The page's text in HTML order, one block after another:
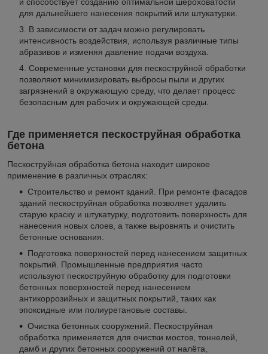
для дальнейшего нанесения покрытий или штукатурки.
В зависимости от задач можно регулировать
интенсивность воздействия, используя различные типы
абразивов и изменяя давление подачи воздуха.
Современные установки для пескоструйной обработки
позволяют минимизировать выбросы пыли и других
загрязнений в окружающую среду, что делает процесс
безопасным для рабочих и окружающей среды.
Где применяется пескоструйная обработка
бетона
Пескоструйная обработка бетона находит широкое
применение в различных отраслях:
Строительство и ремонт зданий. При ремонте фасадов
зданий пескоструйная обработка позволяет удалить
старую краску и штукатурку, подготовить поверхность для
нанесения новых слоев, а также выровнять и очистить
бетонные основания.
Подготовка поверхностей перед нанесением защитных
покрытий. Промышленные предприятия часто
используют пескоструйную обработку для подготовки
бетонных поверхностей перед нанесением
антикоррозийных и защитных покрытий, таких как
эпоксидные или полиуретановые составы.
Очистка бетонных сооружений. Пескоструйная
обработка применяется для очистки мостов, тоннелей,
дамб и других бетонных сооружений от налёта,